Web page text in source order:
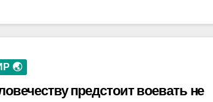
🌏
предстоит воевать не